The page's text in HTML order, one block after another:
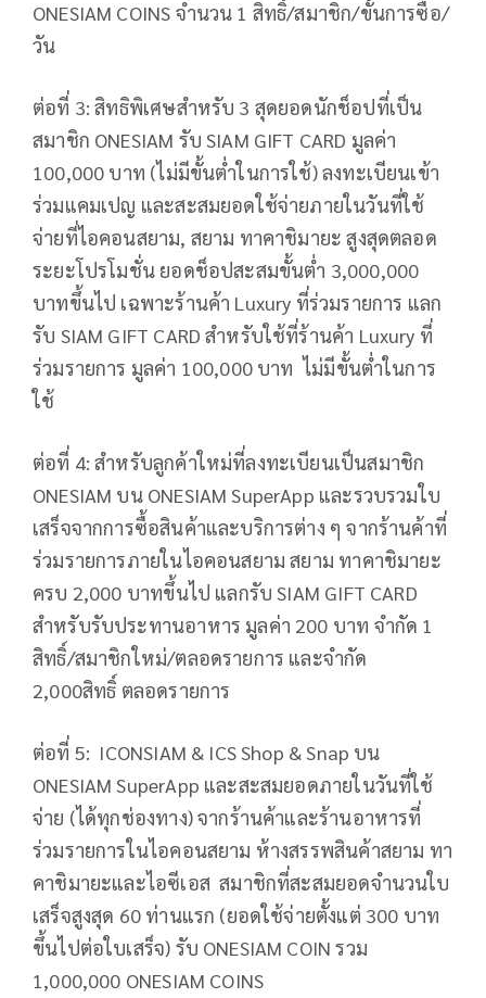
ONESIAM COINS จำนวน 1 สิทธิ์/สมาชิก/ขั้นการซื้อ/
วัน
ต่อที่ 3: สิทธิพิเศษสำหรับ 3 สุดยอดนักช็อปที่เป็น
สมาชิก ONESIAM รับ SIAM GIFT CARD มูลค่า
100,000 บาท (ไม่มีขั้นต่ำในการใช้) ลงทะเบียนเข้า
ร่วมแคมเปญ และสะสมยอดใช้จ่ายภายในวันที่ใช้
จ่ายที่ไอคอนสยาม, สยาม ทาคาชิมายะ สูงสุดตลอด
ระยะโปรโมชั่น ยอดช็อปสะสมขั้นต่ำ 3,000,000
บาทขึ้นไป เฉพาะร้านค้า Luxury ที่ร่วมรายการ แลก
รับ SIAM GIFT CARD สำหรับใช้ที่ร้านค้า Luxury ที่
ร่วมรายการ มูลค่า 100,000 บาท ไม่มีขั้นต่ำในการ
ใช้
ต่อที่ 4: สำหรับลูกค้าใหม่ที่ลงทะเบียนเป็นสมาชิก
ONESIAM บน ONESIAM SuperApp และรวบรวมใบ
เสร็จจากการซื้อสินค้าและบริการต่าง ๆ จากร้านค้าที่
ร่วมรายการภายในไอคอนสยาม สยาม ทาคาชิมายะ
ครบ 2,000 บาทขึ้นไป แลกรับ SIAM GIFT CARD
สำหรับรับประทานอาหาร มูลค่า 200 บาท จำกัด 1
สิทธิ์/สมาชิกใหม่/ตลอดรายการ และจำกัด
2,000สิทธิ์ ตลอดรายการ
ต่อที่ 5: ICONSIAM & ICS Shop & Snap บน
ONESIAM SuperApp และสะสมยอดภายในวันที่ใช้
จ่าย (ได้ทุกช่องทาง) จากร้านค้าและร้านอาหารที่
ร่วมรายการในไอคอนสยาม ห้างสรรพสินค้าสยาม ทา
คาชิมายะและไอซีเอส สมาชิกที่สะสมยอดจำนวนใบ
เสร็จสูงสุด 60 ท่านแรก (ยอดใช้จ่ายตั้งแต่ 300 บาท
ขึ้นไปต่อใบเสร็จ) รับ ONESIAM COIN รวม
1,000,000 ONESIAM COINS